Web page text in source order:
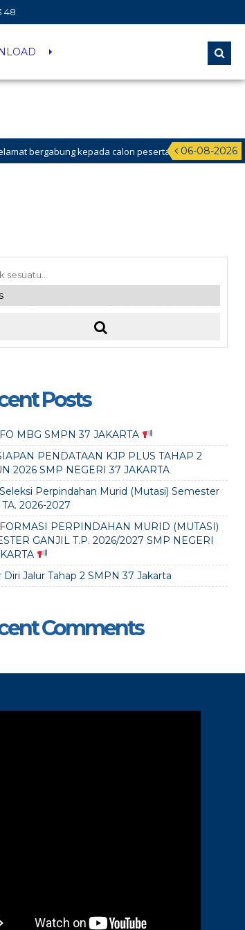
48
06-08-2026
bergabung kepada calon peserta didik baru yang
Posts
MBG SMPN 37 JAKARTA
PENDATAAN KJP PLUS TAHAP 2
2026 SMP NEGERI 37 JAKARTA
Perpindahan Murid (Mutasi) Semester
TA. 2026-2027
PERPINDAHAN MURID (MUTASI)
GANJIL T.P. 2026/2027 SMP NEGERI
Diri Jalur Tahap 2 SMPN 37 Jakarta
Comments